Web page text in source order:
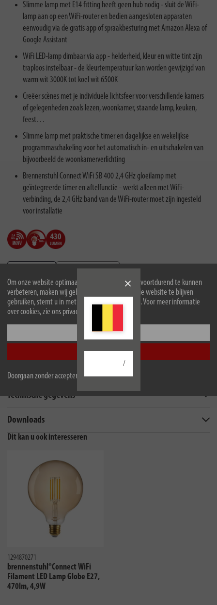
Om onze website optimaal voor u in te richten en voortdurend te kunnen
verbeteren, maken wij gebruik van cookies. Door de website te blijven
gebruiken, stemt u in met het gebruik van cookies. Voor meer informatie
over cookies, zie ons privacybeleid.
Configureer
Accepteer alle
Doorgaan zonder accepteren
/
Slimme lamp met E14 fitting heeft geen hub nodig - sluit de WiFi-
lamp aan op een WiFi-router en bedien aangesloten apparaten
eenvoudig via de gratis app of spraakbesturing met Amazon Alexa of
Google Assistant
WiFi LED-lamp dimbaar via app - helderheid, kleur en witte tint zijn
traploos instelbaar - de kleurtemperatuur kan worden gewijzigd van
warm wit 3000K tot koel wit 6500K
Creëer scènes met je individuele lichtsfeer voor verschillende kamers
of gelegenheden zoals lezen, woonkamer, staande lamp, keuken,
feest…
Slimme lamp met praktische timer en dagelijkse en wekelijkse
programmaschakeling voor het automatisch in- en uitschakelen van
bijvoorbeeld de woonkamerverlichting
Brennenstuhl Connect WiFi SB 400 2,4 GHz gloeilamp met
geïntegreerde timer en aftelfunctie - werkt alleen met WiFi-
verbinding, de 2,4 GHz band van de WiFi-router moet zijn ingesteld
voor installatie
Beschrijving
Technische gegevens
Downloads
Dit kan u ook interesseren
1294870271
brennenstuhl®Connect WiFi
Filament LED Lamp Globe E27,
470lm, 4,9W